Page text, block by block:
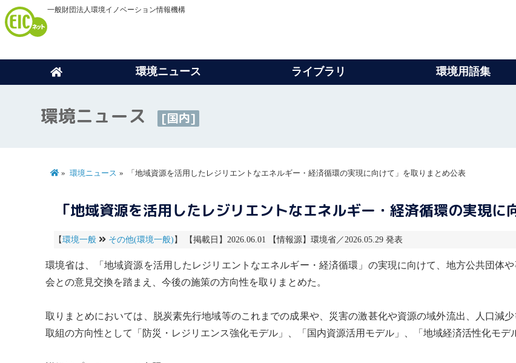
一般財団法人環境イノベーション情報機構
環境ニュース ライブラリ 環境用語集
環境ニュース [国内]
環境ニュース 「地域資源を活用したレジリエントなエネルギー・経済循環の実現に向けて」を取りまとめ公表
「地域資源を活用したレジリエントなエネルギー・経済循環の実現に
【環境一般 その他(環境一般) 】 【掲載日】2026.06.01 【情報源】環境省／2026.05.29 発表
環境省は、「地域資源を活用したレジリエントなエネルギー・経済循環」の実現に向けて、地方公共団体
会との意見交換を踏まえ、今後の施策の方向性を取りまとめた。
取りまとめにおいては、脱炭素先行地域等のこれまでの成果や、災害の激甚化や資源の域外流出、人口減
取組の方向性として「防災・ レジリエンス強化モデル」、「国内資源活用モデル」、「地域経済活性化モデ